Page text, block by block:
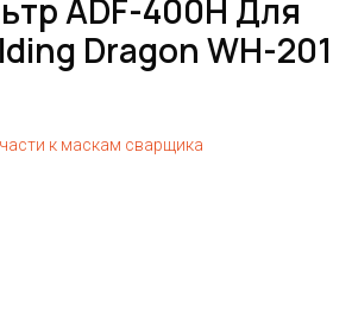
ADF-400H Для
Dragon WH-201
к маскам сварщика